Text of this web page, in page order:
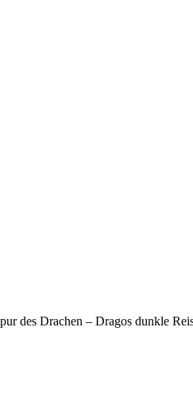
des Drachen – Dragos dunkle